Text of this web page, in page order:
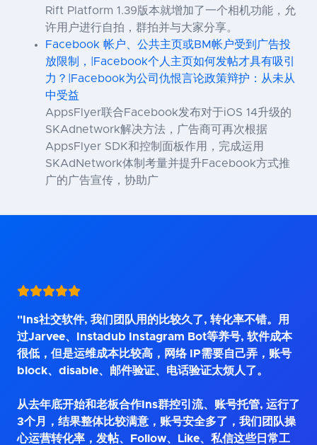
Rift Platform 1.39版本就增加了一个相机功能，允
许用户进行自拍，群拍并与大家分享。
Facebook 帐户、公共主页或BM帐户受到广告投
放限制，|Facebook个人主页如何发帖才具有吸引
力？|Facebook为公司仇恨言论政策辩护：从未从
中受益
AppsFlyer联合Facebook发布对于iOS 14升级的
SKAdnetwork解决方法，广告商可再次根据
AppsFlyer SDK和控制面板作用，完成运用
SKAdNetwork体制考量并提升Facebook方式推
广的广告宣传，协助广
"Ins社交软件, 我们团队用的比较久了, 转化率不错。用
过Jarvee、Instadub Instagram Bot等养号, 软件成本
很低，但是运维成本比较高，网络 IP需要自己弄，账号
block、disable、邮件验证、电话验证太烦人了。
从去年底开始和老板合作Ins群控引流、账号托管, 运行了
3个月，结果整体比较满意，账号安全多了，我们团队操
心运营转化率，发帖、Follow、Like、私信这些日常工